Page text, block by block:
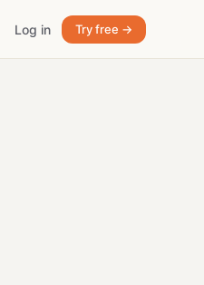
Log in Try free →